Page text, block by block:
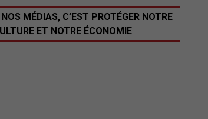
MÉDIAS, C’EST PROTÉGER NOTRE
ET NOTRE ÉCONOMIE